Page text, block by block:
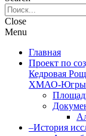
Close
Menu
Главная
Проект по
Кедровая
ХМАО-Югры
–История